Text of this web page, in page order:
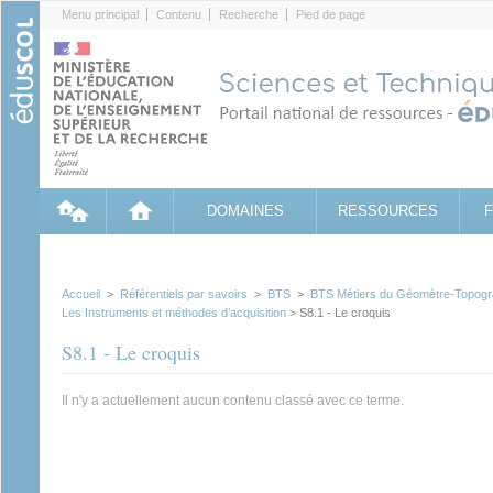
Menu principal Contenu Recherche Pied de page
DOMAINES RESSOURCES
Accueil > Référentiels par savoirs > BTS > BTS Métiers du Géomètre-
Les Instruments et méthodes d’acquisition > S8.1 - Le croquis
S8.1 - Le croquis
Il n'y a actuellement aucun contenu classé avec ce terme.